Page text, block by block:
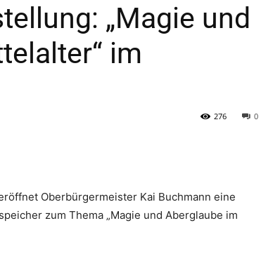
„Magie und
im
0
276
Oberbürgermeister Kai Buchmann eine
zum Thema „Magie und Aberglaube im